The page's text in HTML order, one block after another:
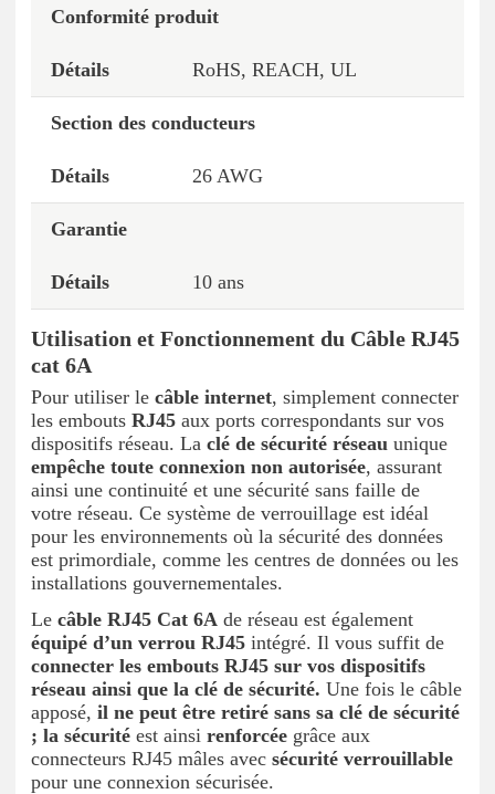
Conformité produit
RoHS, REACH, UL
Section des conducteurs
26 AWG
Garantie
10 ans
Utilisation et Fonctionnement du Câble RJ45
cat 6A
Pour utiliser le câble internet, simplement connecter
les embouts RJ45 aux ports correspondants sur vos
dispositifs réseau. La clé de sécurité réseau unique
empêche toute connexion non autorisée, assurant
ainsi une continuité et une sécurité sans faille de
votre réseau. Ce système de verrouillage est idéal
pour les environnements où la sécurité des données
est primordiale, comme les centres de données ou les
installations gouvernementales.
Le câble RJ45 Cat 6A de réseau est également
équipé d’un verrou RJ45 intégré. Il vous suffit de
connecter les embouts RJ45 sur vos dispositifs
réseau ainsi que la clé de sécurité. Une fois le câble
apposé, il ne peut être retiré sans sa clé de sécurité
; la sécurité est ainsi renforcée grâce aux
connecteurs RJ45 mâles avec sécurité verrouillable
pour une connexion sécurisée.